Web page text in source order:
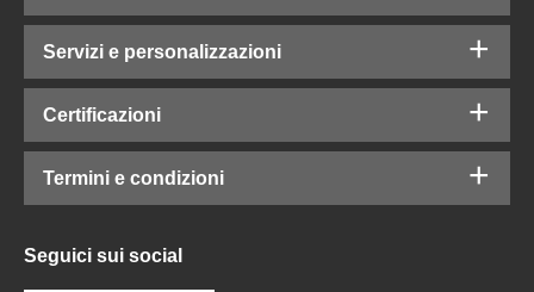
Servizi e personalizzazioni
Certificazioni
Termini e condizioni
Seguici sui social